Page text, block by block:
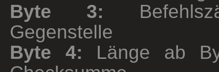
Byte 3:
Gegenstelle
Byte 4: Länge ab